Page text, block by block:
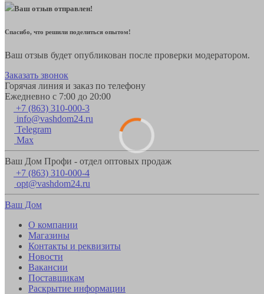
Ваш отзыв отправлен!
Спасибо, что решили поделиться опытом!
Ваш отзыв будет опубликован после проверки модератором.
Заказать звонок
Горячая линия и заказ по телефону
Ежедневно с 7:00 до 20:00
+7 (863) 310-000-3
info@vashdom24.ru
Telegram
Max
Ваш Дом Профи - отдел оптовых продаж
+7 (863) 310-000-4
opt@vashdom24.ru
Ваш Дом
О компании
Магазины
Контакты и реквизиты
Новости
Вакансии
Поставщикам
Раскрытие информации